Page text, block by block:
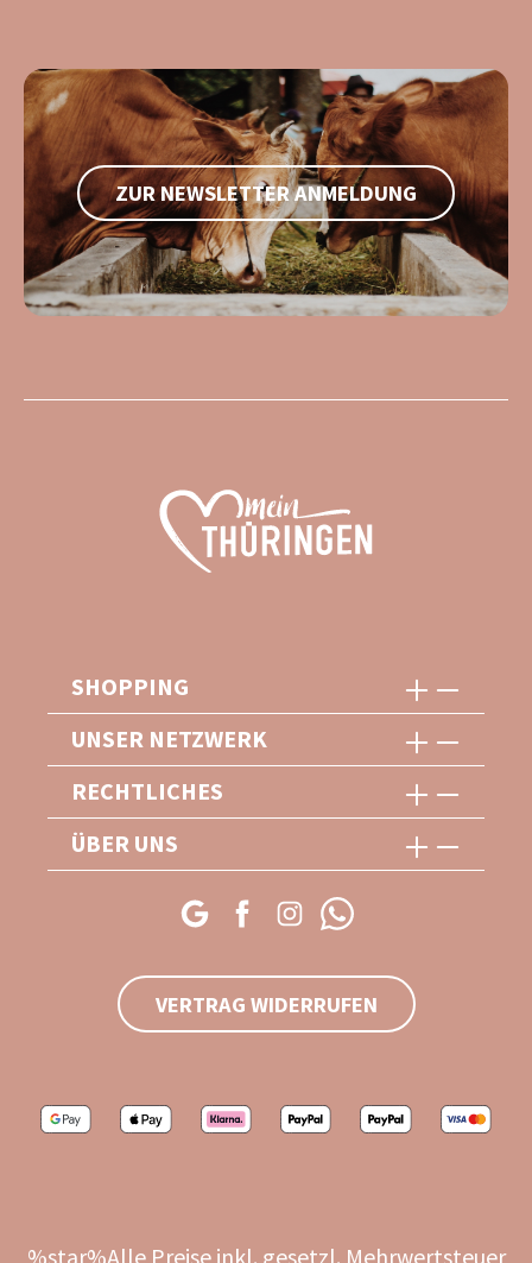
ZUR NEWSLETTER ANMELDUNG
SHOPPING
UNSER NETZWERK
RECHTLICHES
ÜBER UNS
VERTRAG WIDERRUFEN
%star%Alle Preise inkl. gesetzl. Mehrwertsteuer